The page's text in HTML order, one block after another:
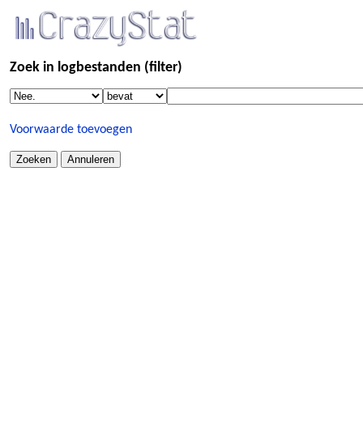
Zoek in logbestanden (filter)
Voorwaarde toevoegen